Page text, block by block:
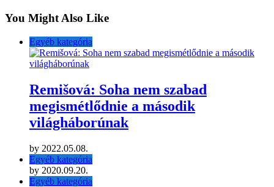
You Might Also Like
Egyéb kategória
Remišová: Soha nem szabad
megismétlődnie a második
világháborúnak
by 2022.05.08.
Egyéb kategória
by 2020.09.20.
Egyéb kategória